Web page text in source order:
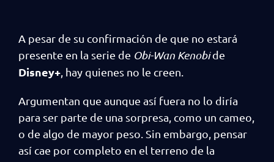
A pesar de su confirmación de que no estará
presente en la serie de Obi-Wan Kenobide
Disney+ , hay quienes no le creen.
Argumentan que aunque así fuera no lo diría
para ser parte de una sorpresa, como un cameo,
o de algo de mayor peso. Sin embargo, pensar
así cae por completo en el terreno de la